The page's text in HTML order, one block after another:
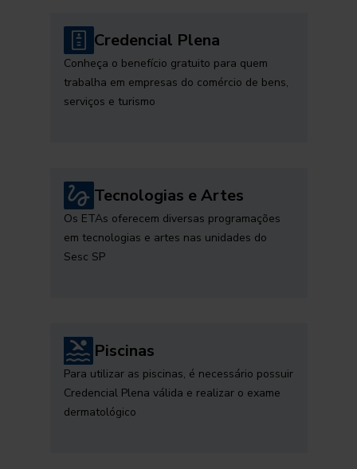
Credencial Plena
Conheça o benefício gratuito para quem
trabalha em empresas do comércio de bens,
serviços e turismo
Tecnologias e Artes
Os ETAs oferecem diversas programações
em tecnologias e artes nas unidades do
Sesc SP
Piscinas
Para utilizar as piscinas, é necessário possuir
Credencial Plena válida e realizar o exame
dermatológico